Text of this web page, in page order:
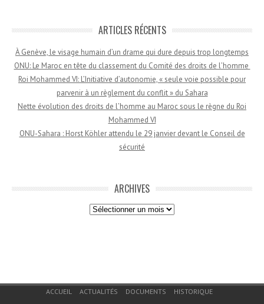
ARTICLES RÉCENTS
À Genève, le visage humain d’un drame qui dure depuis trop longtemps
ONU: Le Maroc en tête du classement du Comité des droits de l’homme
Roi Mohammed VI: L’Initiative d’autonomie, « seule voie possible pour
parvenir à un règlement du conflit » du Sahara
Nette évolution des droits de l’homme au Maroc sous le règne du Roi
Mohammed VI
ONU-Sahara : Horst Köhler attendu le 29 janvier devant le Conseil de
sécurité
ARCHIVES
Archives
Menu du bas de page
ACCUEIL ACTUALITÉS DOCUMENTS HISTORIQUE